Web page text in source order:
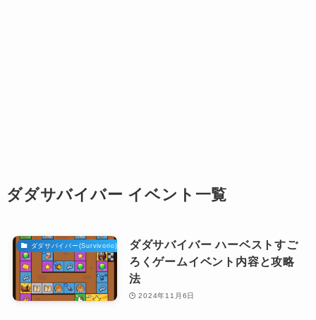
ダダサバイバー イベント一覧
ダダサバイバー(Survivorio)攻略ダダサバイバー ハーベストすご
ろくゲームイベント内容と攻略
法
2024年11月6日